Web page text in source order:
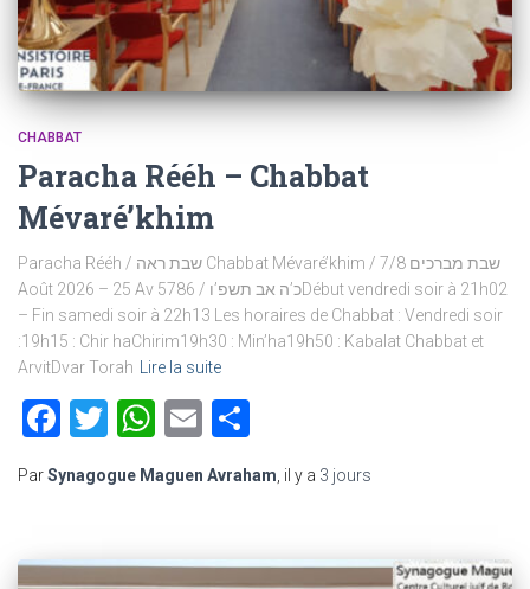
CHABBAT
Paracha Rééh – Chabbat
Mévaré’khim
Paracha Rééh / שבת ראה Chabbat Mévaré’khim / שבת מברכים 7/8
Août 2026 – 25 Av 5786 / כ’ה אב תשפ’וDébut vendredi soir à 21h02
– Fin samedi soir à 22h13 Les horaires de Chabbat : Vendredi soir
:19h15 : Chir haChirim19h30 : Min’ha19h50 : Kabalat Chabbat et
ArvitDvar Torah
Lire la suite
Facebook
Twitter
WhatsApp
Email
ParSynagogue Maguen Avraham , il y a 3 jours